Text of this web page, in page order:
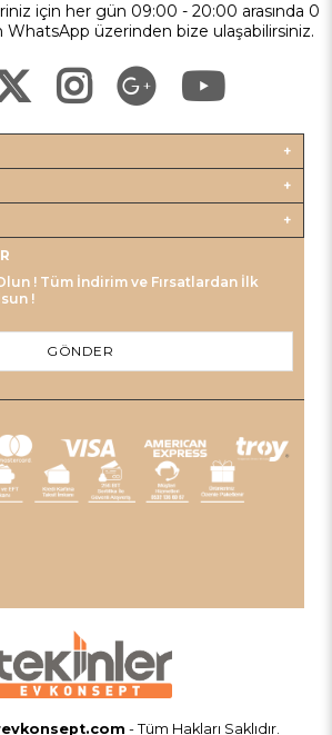
için her gün 09:00 - 20:00 arasında 0
WhatsApp üzerinden bize ulaşabilirsiniz.
! Tüm İndirim ve Fırsatlardan İlk
!
GÖNDER
- Tüm Hakları Saklıdır.